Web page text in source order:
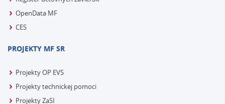
OpenData MF
CES
PROJEKTY MF SR
Projekty OP EVS
Projekty technickej pomoci
Projekty ZaSI